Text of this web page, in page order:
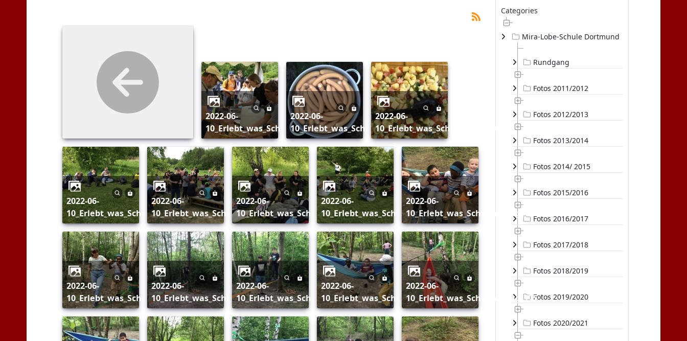
2022-06-
10_Erlebt_was_Schulausflug_160
2022-06-
10_Erlebt_was_Schulausflug_161
2022-06-
10_Erlebt_was_Schulausflug_162
2022-06-
10_Erlebt_was_Schulausflug_163
2022-06-
10_Erlebt_was_Schulausflug_164
2022-06-
10_Erlebt_was_Schulausflug_165
2022-06-
10_Erlebt_was_Schulausflug_166
2022-06-
10_Erlebt_was_Schulausflug_168
2022-06-
10_Erlebt_was_Schulausflug_170
2022-06-
10_Erlebt_was_Schulausflug_171
2022-06-
10_Erlebt_was_Schulausflug_173
2022-06-
10_Erlebt_was_Schulausflug_174
2022-06-
10_Erlebt_was_Schulausflug_175
Categories
Mira-Lobe-Schule Dortmund
Rundgang
Fotos 2011/2012
Fotos 2012/2013
Fotos 2013/2014
Fotos 2014/ 2015
Fotos 2015/2016
Fotos 2016/2017
Fotos 2017/2018
Fotos 2018/2019
Fotos 2019/2020
Fotos 2020/2021